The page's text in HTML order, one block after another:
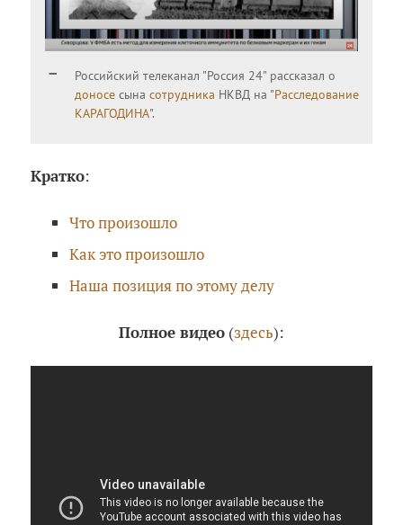
Российский телеканал "Россия 24" рассказал о
доносе сынасотрудника НКВД на "Расследование
КАРАГОДИНА".
Кратко:
Что произошло
Как это произошло
Наша позиция по этому делу
Полное видео (здесь):